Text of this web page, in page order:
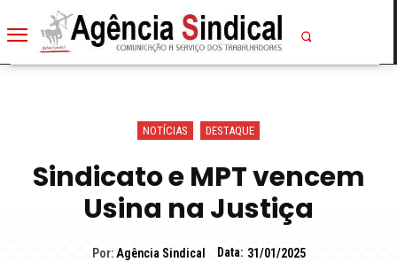
NOTÍCIAS DESTAQUE
Sindicato e MPT vencem
Usina na Justiça
Por: Agência Sindical Data: 31/01/2025